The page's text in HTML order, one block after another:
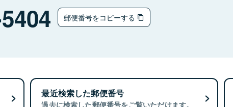
郵便番号をコピーする
最近検索した郵便番号
過去に検索した郵便番号をご覧いただけます。